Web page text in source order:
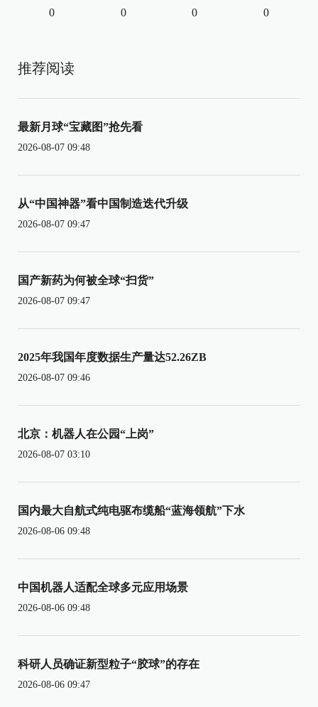
0 0 0 0
推荐阅读
最新月球“宝藏图”抢先看
2026-08-07 09:48
从“中国神器”看中国制造迭代升级
2026-08-07 09:47
国产新药为何被全球“扫货”
2026-08-07 09:47
2025年我国年度数据生产量达52.26ZB
2026-08-07 09:46
北京：机器人在公园“上岗”
2026-08-07 03:10
国内最大自航式纯电驱布缆船“蓝海领航”下水
2026-08-06 09:48
中国机器人适配全球多元应用场景
2026-08-06 09:48
科研人员确证新型粒子“胶球”的存在
2026-08-06 09:47